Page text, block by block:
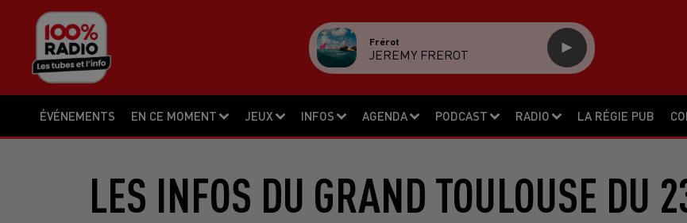
ÉVÉNEMENTS EN CE MOMENT JEUX INFOS AGENDA PODCAST RADIO LA RÉGIE PUB
Frérot
JEREMY FREROT
LES INFOS DU GRAND TOULOUSE